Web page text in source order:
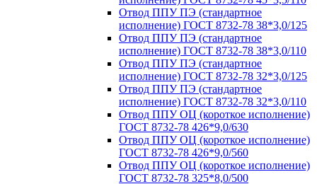
Отвод ППУ ПЭ (стандартное
исполнение) ГОСТ 8732-78 38*3,0/125
Отвод ППУ ПЭ (стандартное
исполнение) ГОСТ 8732-78 38*3,0/110
Отвод ППУ ПЭ (стандартное
исполнение) ГОСТ 8732-78 32*3,0/125
Отвод ППУ ПЭ (стандартное
исполнение) ГОСТ 8732-78 32*3,0/110
Отвод ППУ ОЦ (короткое исполнение)
ГОСТ 8732-78 426*9,0/630
Отвод ППУ ОЦ (короткое исполнение)
ГОСТ 8732-78 426*9,0/560
Отвод ППУ ОЦ (короткое исполнение)
ГОСТ 8732-78 325*8,0/500